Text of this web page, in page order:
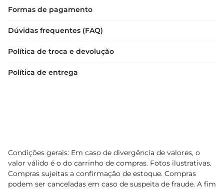
Formas de pagamento
Dúvidas frequentes (FAQ)
Política de troca e devolução
Política de entrega
Condições gerais: Em caso de divergência de valores, o
valor válido é o do carrinho de compras. Fotos ilustrativas.
Compras sujeitas a confirmação de estoque. Compras
podem ser canceladas em caso de suspeita de fraude. A fim